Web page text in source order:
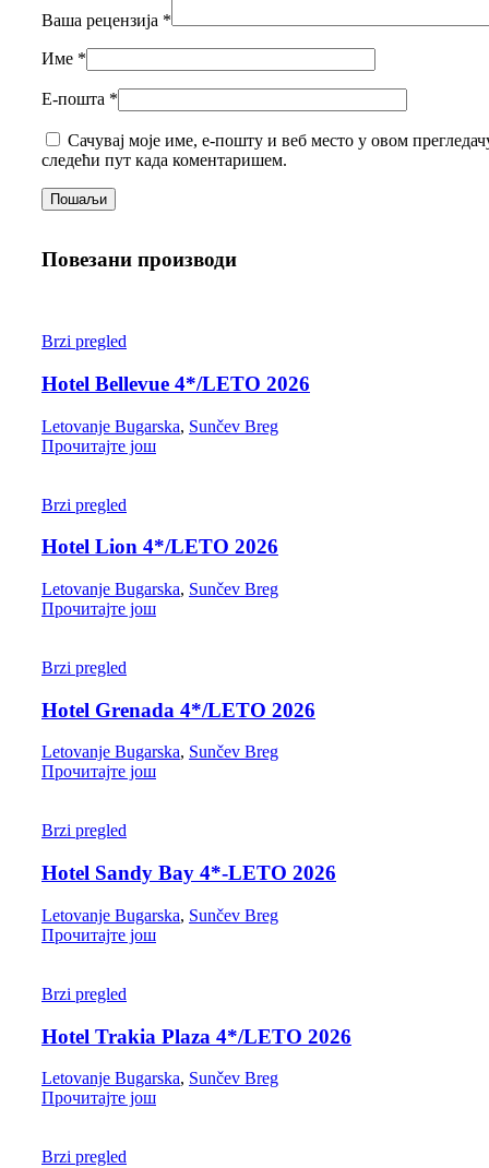
Ваша рецензија *
Име *
Е-пошта *
Сачувај моје име, е-пошту и веб место у овом
следећи пут када коментаришем.
Повезани производи
Brzi pregled
Hotel Bellevue 4*/LETO 2026
Letovanje Bugarska, Sunčev Breg
Прочитајте још
Brzi pregled
Hotel Lion 4*/LETO 2026
Letovanje Bugarska, Sunčev Breg
Прочитајте још
Brzi pregled
Hotel Grenada 4*/LETO 2026
Letovanje Bugarska, Sunčev Breg
Прочитајте још
Brzi pregled
Hotel Sandy Bay 4*-LETO 2026
Letovanje Bugarska, Sunčev Breg
Прочитајте још
Brzi pregled
Hotel Trakia Plaza 4*/LETO 2026
Letovanje Bugarska, Sunčev Breg
Прочитајте још
Brzi pregled